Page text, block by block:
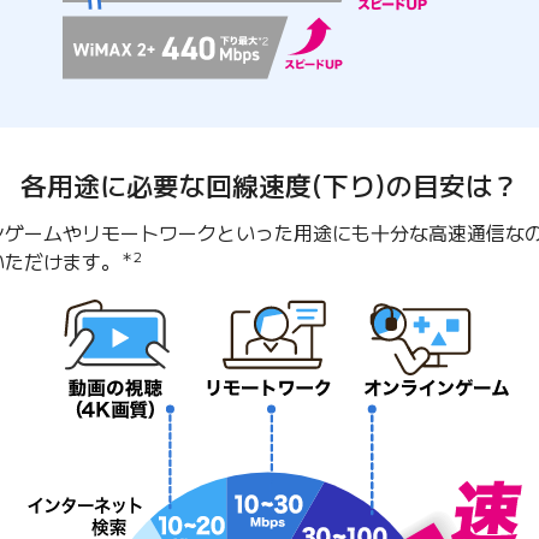
各用途に必要な回線速度(下り)の目安は？
ームやリモートワークといった用途にも十分な高速通信な
だけます。
＊2